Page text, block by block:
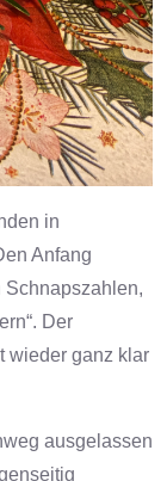
in
Anfang
Schnapszahlen,
Der
wieder ganz klar
ausgelassen